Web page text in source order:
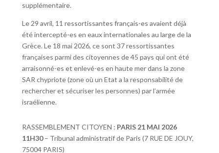
supplémentaire.
Le 29 avril, 11 ressortissantes français-es avaient déjà
été intercepté-es en eaux internationales au large de la
Grèce. Le 18 mai 2026, ce sont 37 ressortissantes
françaises parmi des citoyennes de 45 pays qui ont été
arraisonné-es et enlevé-es en haute mer dans la zone
SAR chypriote (zone où un Etat a la responsabilité de
rechercher et sécuriser les personnes) par l’armée
israélienne.
RASSEMBLEMENT CITOYEN : PARIS 21 MAI 2026
11H30– Tribunal administratif de Paris (7 RUE DE JOUY,
75004 PARIS)